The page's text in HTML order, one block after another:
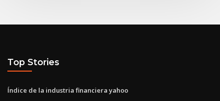
Top Stories
Índice de la industria financiera yahoo